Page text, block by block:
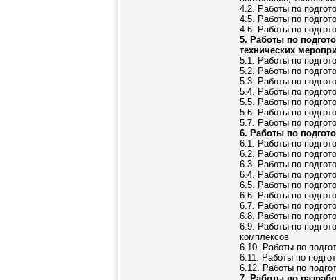
4.2. Работы по
4.5. Работы по
4.6. Работы по
5. Работы по
технических
5.1. Работы по
5.2. Работы по
5.3. Работы по
5.4. Работы по
5.5. Работы по
5.6. Работы по
5.7. Работы по
6. Работы по
6.1. Работы по
6.2. Работы по
6.3. Работы по
6.4. Работы по
6.5. Работы по
6.6. Работы по
6.7. Работы по
6.8. Работы по
6.9. Работы по
комплексов
6.10. Работы по
6.11. Работы по
6.12. Работы по